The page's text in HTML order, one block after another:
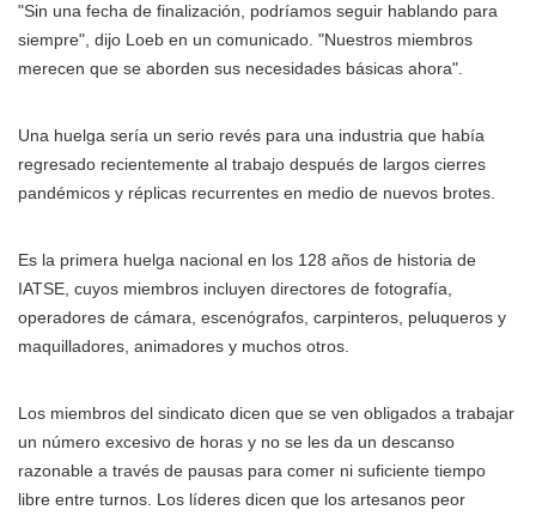
"Sin una fecha de finalización, podríamos seguir hablando para
siempre", dijo Loeb en un comunicado. "Nuestros miembros
merecen que se aborden sus necesidades básicas ahora".
Una huelga sería un serio revés para una industria que había
regresado recientemente al trabajo después de largos cierres
pandémicos y réplicas recurrentes en medio de nuevos brotes.
Es la primera huelga nacional en los 128 años de historia de
IATSE, cuyos miembros incluyen directores de fotografía,
operadores de cámara, escenógrafos, carpinteros, peluqueros y
maquilladores, animadores y muchos otros.
Los miembros del sindicato dicen que se ven obligados a trabajar
un número excesivo de horas y no se les da un descanso
razonable a través de pausas para comer ni suficiente tiempo
libre entre turnos. Los líderes dicen que los artesanos peor